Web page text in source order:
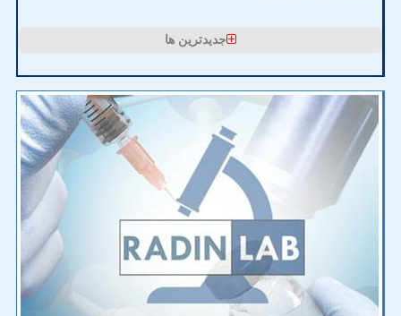
جدیدترین ها